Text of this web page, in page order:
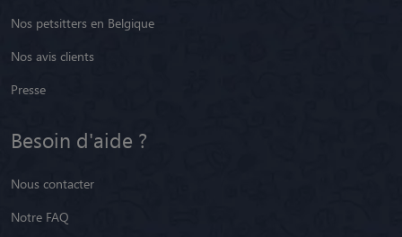
Nos petsitters en Belgique
Nos avis clients
Presse
Besoin d'aide ?
Nous contacter
Notre FAQ